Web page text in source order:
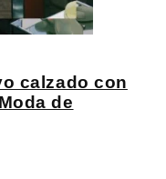
calzado con
de